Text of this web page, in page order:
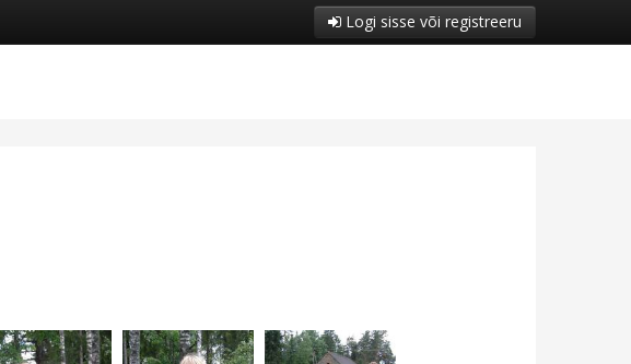
Logi sisse või registreeru